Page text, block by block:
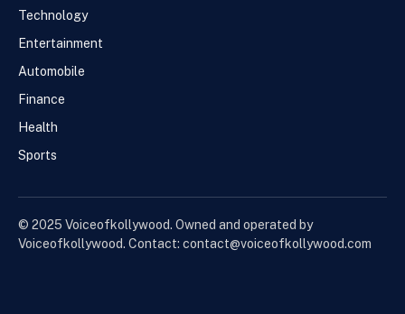
Technology
Entertainment
Automobile
Finance
Health
Sports
© 2025 Voiceofkollywood. Owned and operated by
Voiceofkollywood. Contact: contact@voiceofkollywood.com